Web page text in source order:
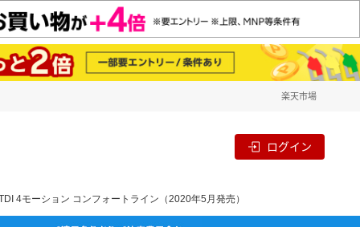
楽天市場
ログイン
4モーション コンフォートライン（2020年5月発売）